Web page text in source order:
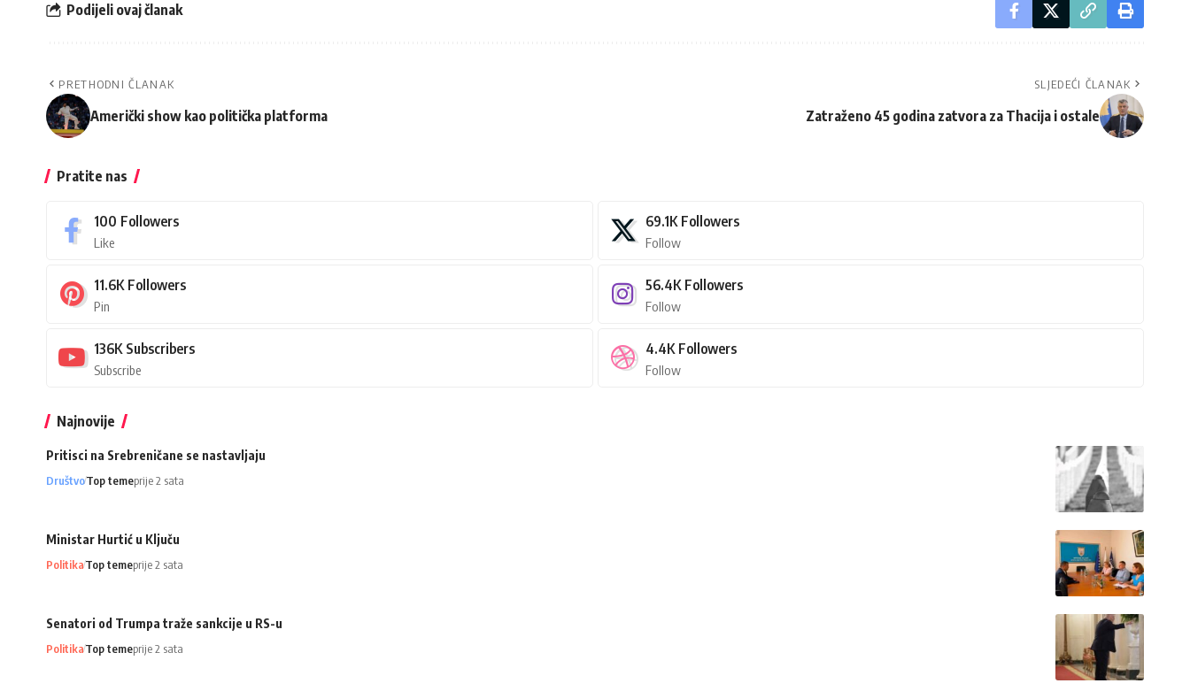
Podijeli ovaj članak
PRETHODNI ČLANAK
Američki show kao politička platforma
SLJEDEĆI ČLANAK
Zatraženo 45 godina zatvora za Thacija i ostale
Pratite nas
100 Followers
Like
69.1K Followers
Follow
11.6K Followers
Pin
56.4K Followers
Follow
136K Subscribers
Subscribe
4.4K Followers
Follow
Najnovije
Pritisci na Srebreničane se nastavljaju
DruštvoTop temeprije 2 sata
Ministar Hurtić u Ključu
PolitikaTop temeprije 2 sata
Senatori od Trumpa traže sankcije u RS-u
PolitikaTop temeprije 2 sata